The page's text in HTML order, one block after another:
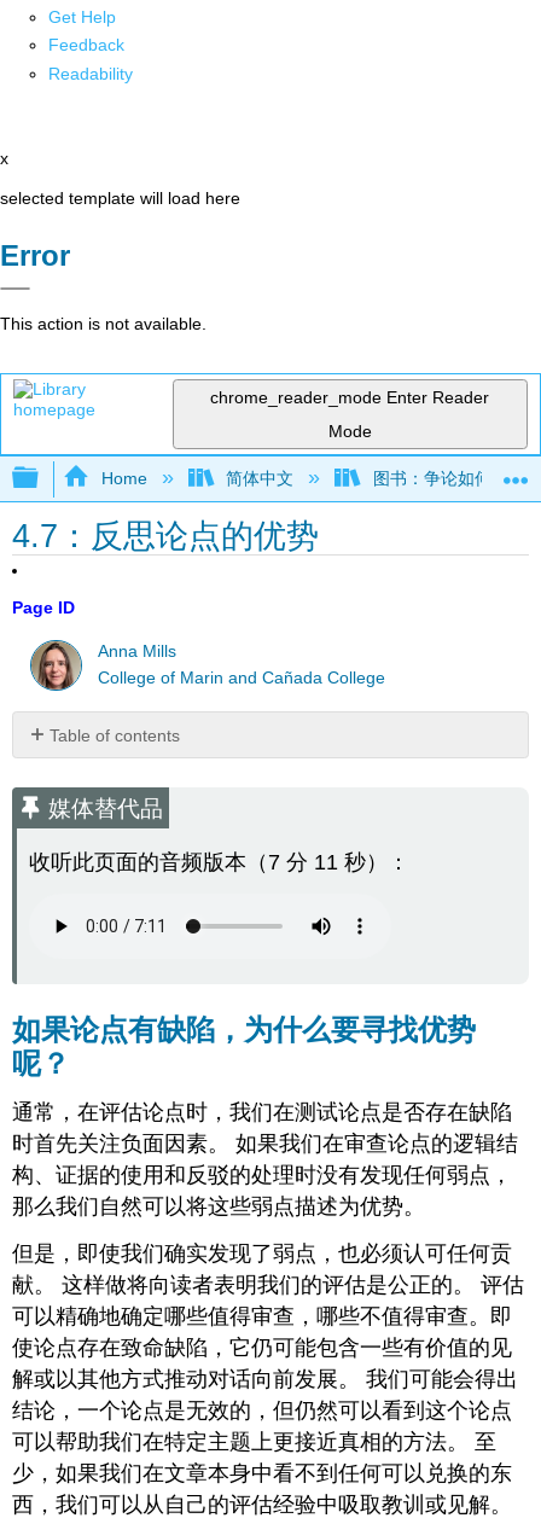
Get Help
Feedback
Readability
x
selected template will load here
Error
This action is not available.
chrome_reader_mode Enter Reader
Mode
Expand/collapse global hierarchy
Home 简体中文 图书：争论如何运作
4.7：反思论点的优势
Page ID
Anna Mills
College of Marin and Cañada College
Table of contents
体
替
品
果
缺
陷，
为
么
要
寻
找
优
呢？
赞
美
部
分
论
点
赞
扬
提
请
媒体替代品
收听此页面的音频版本（7 分 11 秒）：
如果论点有缺陷，为什么要寻找优势
呢？
通常，在评估论点时，我们在测试论点是否存在缺陷
时首先关注负面因素。 如果我们在审查论点的逻辑结
构、证据的使用和反驳的处理时没有发现任何弱点，
那么我们自然可以将这些弱点描述为优势。
但是，即使我们确实发现了弱点，也必须认可任何贡
献。 这样做将向读者表明我们的评估是公正的。 评估
可以精确地确定哪些值得审查，哪些不值得审查。即
使论点存在致命缺陷，它仍可能包含一些有价值的见
解或以其他方式推动对话向前发展。 我们可能会得出
结论，一个论点是无效的，但仍然可以看到这个论点
可以帮助我们在特定主题上更接近真相的方法。 至
少，如果我们在文章本身中看不到任何可以兑换的东
西，我们可以从自己的评估经验中吸取教训或见解。